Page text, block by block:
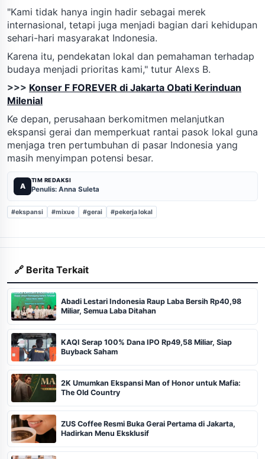
"Kami tidak hanya ingin hadir sebagai merek
internasional, tetapi juga menjadi bagian dari kehidupan
sehari-hari masyarakat Indonesia.
Karena itu, pendekatan lokal dan pemahaman terhadap
budaya menjadi prioritas kami," tutur Alexs B.
>>> Konser F FOREVER di Jakarta Obati Kerinduan
Milenial
Ke depan, perusahaan berkomitmen melanjutkan
ekspansi gerai dan memperkuat rantai pasok lokal guna
menjaga tren pertumbuhan di pasar Indonesia yang
masih menyimpan potensi besar.
A
TIM REDAKSI
Penulis: Anna Suleta
#ekspansi #mixue #gerai #pekerja lokal
🔗 Berita Terkait
Abadi Lestari Indonesia Raup Laba Bersih Rp40,98
Miliar, Semua Laba Ditahan
KAQI Serap 100% Dana IPO Rp49,58 Miliar, Siap
Buyback Saham
2K Umumkan Ekspansi Man of Honor untuk Mafia:
The Old Country
ZUS Coffee Resmi Buka Gerai Pertama di Jakarta,
Hadirkan Menu Eksklusif